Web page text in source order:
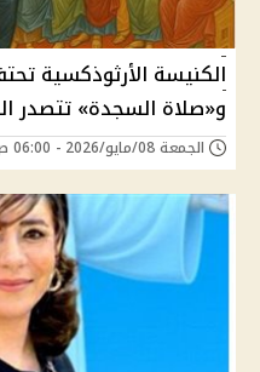
و«صلاة السجدة» تتصدر
الجمعة 08/مايو/2026 - 06:00 ص